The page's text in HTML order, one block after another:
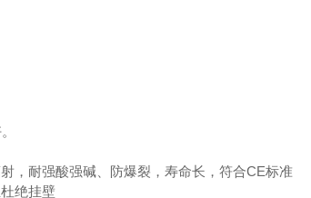
，耐强酸强碱、防爆裂，寿命长，符合CE标准
绝挂壁